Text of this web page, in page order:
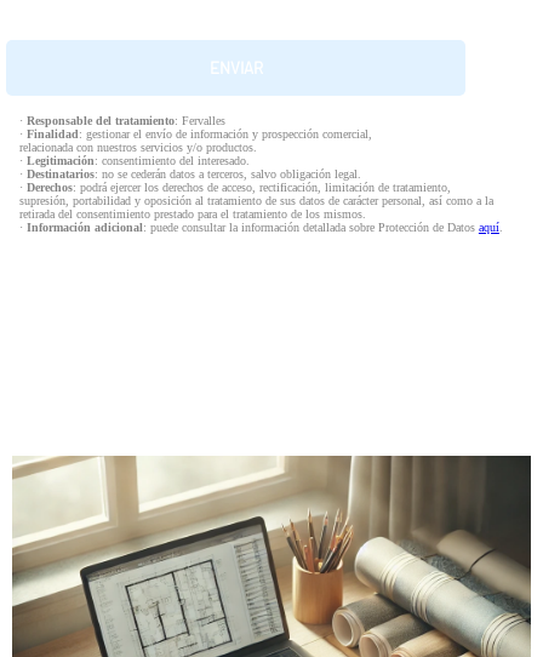
· Responsable del tratamiento: Fervalles
· Finalidad: gestionar el envío de información y prospección comercial,
relacionada con nuestros servicios y/o productos.
· Legitimación: consentimiento del interesado.
· Destinatarios: no se cederán datos a terceros, salvo obligación legal.
· Derechos: podrá ejercer los derechos de acceso, rectificación, limitación de tratamiento,
supresión, portabilidad y oposición al tratamiento de sus datos de carácter personal, así como a la
retirada del consentimiento prestado para el tratamiento de los mismos.
· Información adicional: puede consultar la información detallada sobre Protección de Datos aquí.